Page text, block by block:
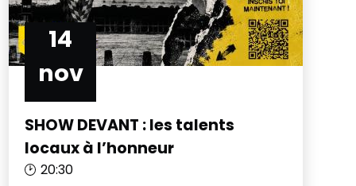
14
nov
SHOW DEVANT : les talents
locaux à l’honneur
20:30